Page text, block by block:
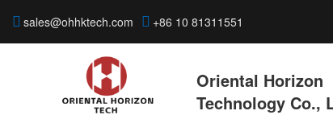
sales@ohhktech.com +86 10 81311551
Oriental Horizon
Technology Co.,